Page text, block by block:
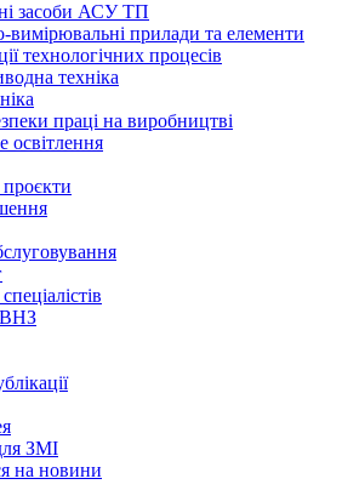
засоби АСУ ТП
вимірювальні прилади та елементи
технологічних процесів
техніка
праці на виробництві
освітлення
проєкти
ВНЗ
ЗМІ
на новини